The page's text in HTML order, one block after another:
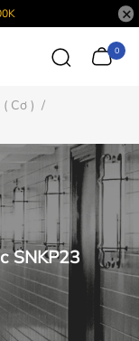
0
Cơ ) /
SNKP23